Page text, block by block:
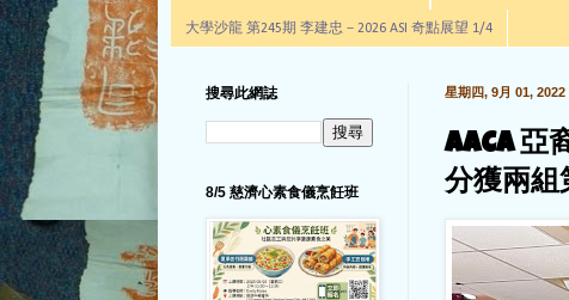
大學沙龍 第245期 李建忠－2026 ASI 奇點展望 1/4
星期四, 9月 01, 2022
AACA
分獲兩組
搜尋此網誌
8/5 慈濟心素食儀烹飪班